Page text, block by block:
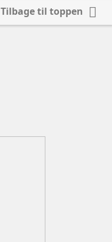
Tilbage til toppen 